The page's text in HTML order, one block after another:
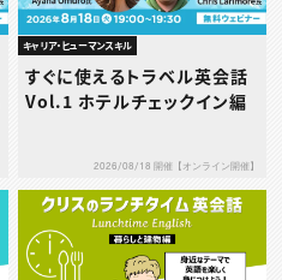
キャリア・ヒューマンスキル
すぐに使えるトラベル英会話
Vol.1 ホテルチェックイン編
2026/08/18 開催【オンライン開催】